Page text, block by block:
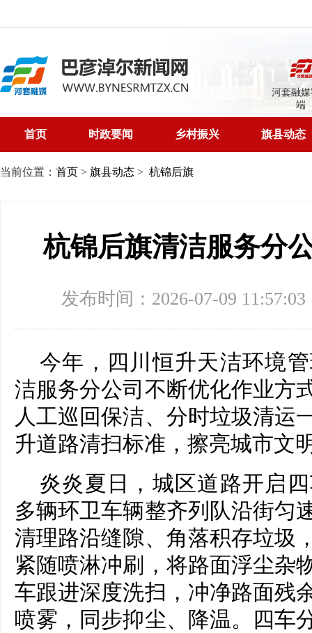
河套融
端
首页 时政要闻 乡村振兴 旗县动态
当前位置： 首页 > 旗县动态 > 杭锦后旗
杭锦后旗清洁服务分
发布时间：2026-07-09 11:57:03
今年，四川恒升天洁环境
洁服务分公司不断优化作业方
人工巡回保洁、分时垃圾清运
升道路清扫标准，擦亮城市文
炎炎夏日，城区道路开启
多辆环卫车辆整齐列队沿街匀
清理路沿缝隙、角落积存垃圾
紧随喷淋冲刷，将路面浮尘杂
车跟进深度洗扫，冲净路面残
喷雾，同步抑尘、降温。四车